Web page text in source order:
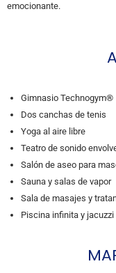
emocionante.
Gimnasio Technogym®
Dos canchas de tenis
Yoga al aire libre
Teatro de sonido
Salón de aseo para
Sauna y salas de vapor
Sala de masajes y
Piscina infinita y jacuzzi